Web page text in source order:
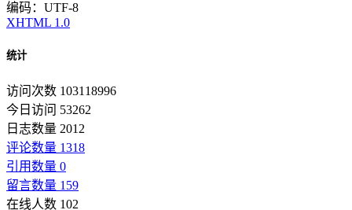
编码：UTF-8
XHTML 1.0
统计
访问次数 103118996
今日访问 53262
日志数量 2012
评论数量 1318
引用数量 0
留言数量 159
在线人数 102